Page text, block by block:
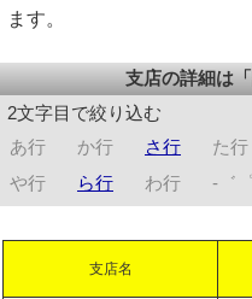
ます。
支店の詳細は
2文字目で絞り込む
あ行 か行 さ行 た行
や行
ら行 わ行 -゛゜
支店名